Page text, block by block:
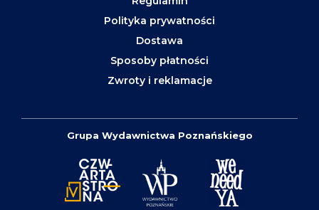
Polityka prywatności
Dostawa
Sposoby płatności
Zwroty i reklamacje
Grupa Wydawnictwa Poznańskiego